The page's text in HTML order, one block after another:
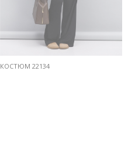
КОСТЮМ 22134